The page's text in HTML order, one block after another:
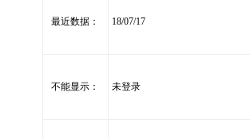
最近数据： 18/07/17
不能显示： 未登录